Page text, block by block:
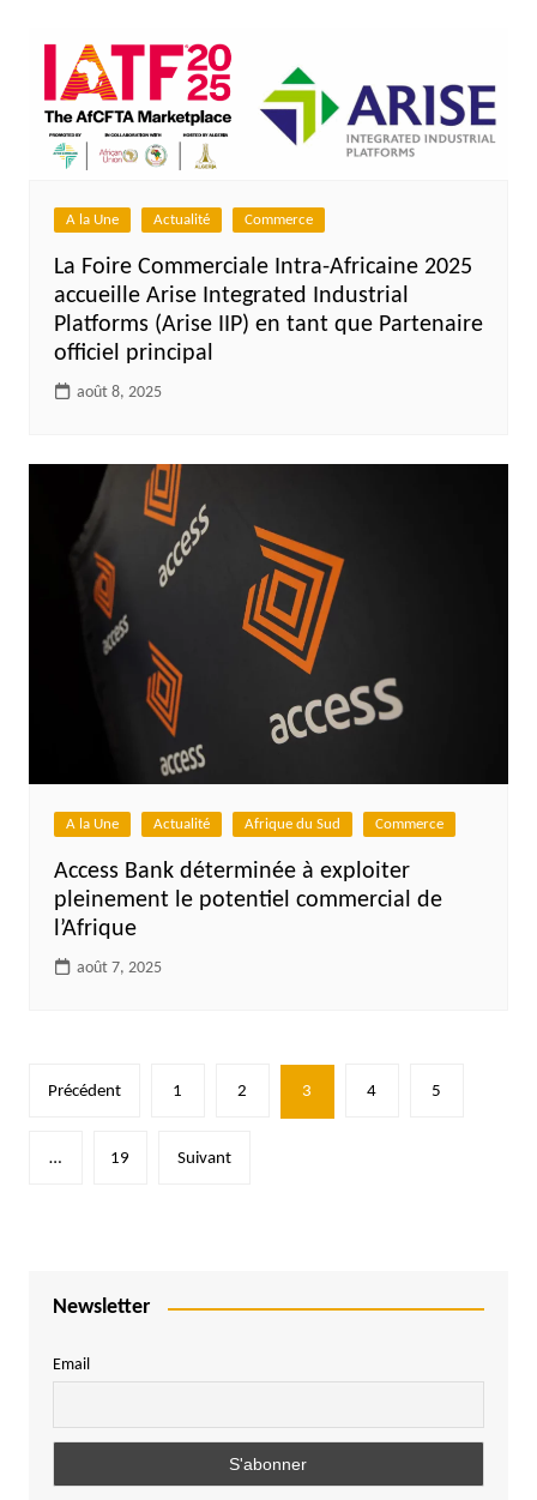
A la Une Actualité Commerce
La Foire Commerciale Intra-Africaine 2025
accueille Arise Integrated Industrial
Platforms (Arise IIP) en tant que Partenaire
officiel principal
août 8, 2025
A la Une Actualité Afrique du Sud Commerce
Access Bank déterminée à exploiter
pleinement le potentiel commercial de
l’Afrique
août 7, 2025
Pagination
publications
Précédent 1 2 3 4 5
… 19 Suivant
Newsletter
Email